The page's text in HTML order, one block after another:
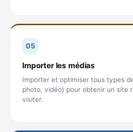
05
Importer les médias
Importer et optimiser tous types
photo, vidéo) pour obtenir un site
visiter.